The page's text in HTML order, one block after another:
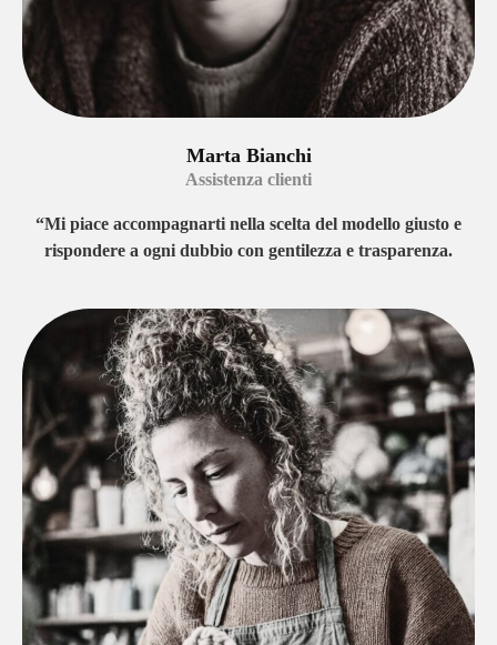
Marta Bianchi
Assistenza clienti
“Mi piace accompagnarti nella scelta del modello giusto e
rispondere a ogni dubbio con gentilezza e trasparenza.